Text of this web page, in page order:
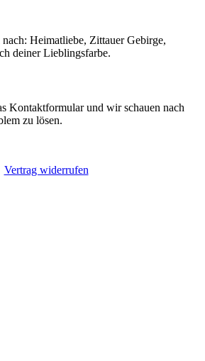
Heimatliebe, Zittauer Gebirge,
deiner Lieblingsfarbe.
Kontaktformular und wir schauen nach
zu lösen.
Vertrag widerrufen